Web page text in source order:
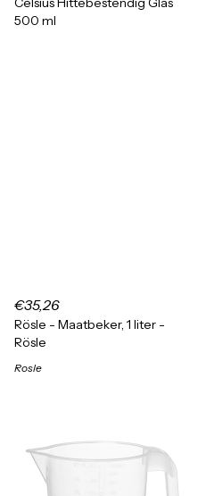
500 ml
€35,26
Rösle - Maatbeker, 1 liter -
Rösle
Rosle